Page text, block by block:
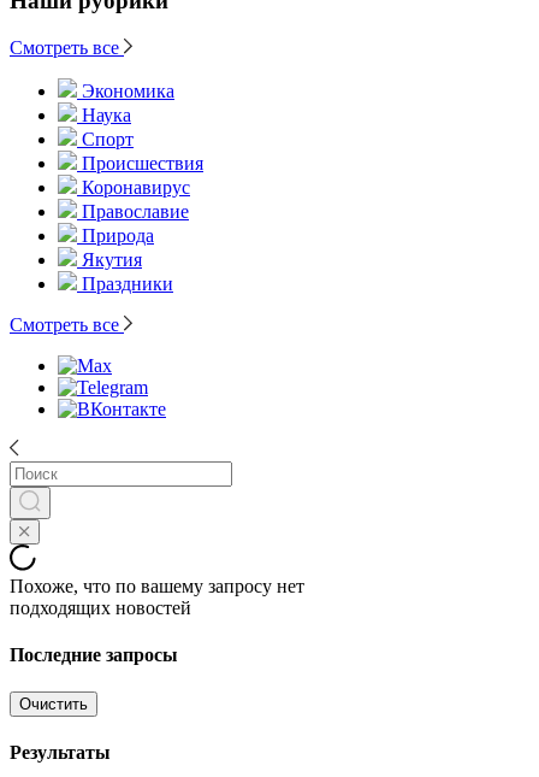
Смотреть все
Экономика
Наука
Спорт
Происшествия
Коронавирус
Православие
Природа
Якутия
Праздники
Смотреть все
Похоже, что по вашему запросу нет
подходящих новостей
Последние запросы
Очистить
Результаты